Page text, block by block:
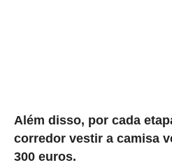
Além disso, por cada
corredor vestir a camisa
300 euros.